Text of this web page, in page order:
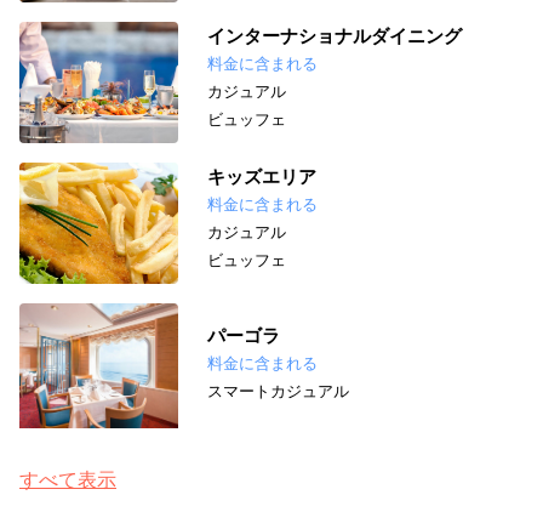
インターナショナルダイニング
料金に含まれる
カジュアル
ビュッフェ
キッズエリア
料金に含まれる
カジュアル
ビュッフェ
パーゴラ
料金に含まれる
スマートカジュアル
すべて表示